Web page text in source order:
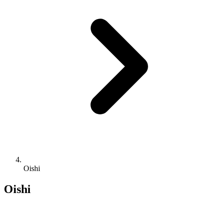
Oishi
Oishi